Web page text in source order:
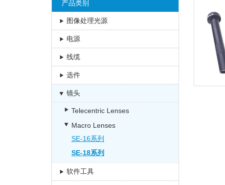
产品类别
图像处理光源
电源
线缆
选件
镜头
Telecentric Lenses
Macro Lenses
SE-16系列
SE-18系列
软件工具